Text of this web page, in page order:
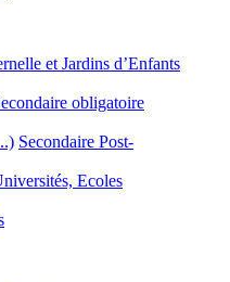
et Jardins d’Enfants
obligatoire
Secondaire Post-
Ecoles